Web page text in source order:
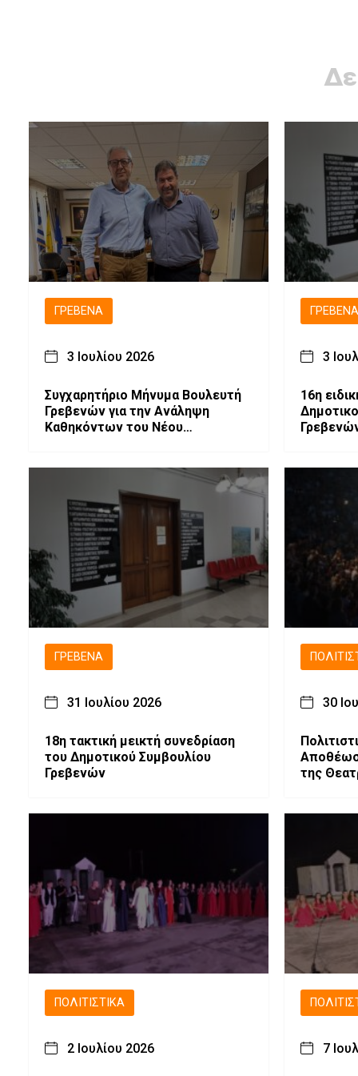
ΓΡΕΒΕΝΆ
3 Ιουλίου 2026
Συγχαρητήριο Μήνυμα Βουλευτή
Γρεβενών για την Ανάληψη
Καθηκόντων του Νέου
3
16η
ΓΡΕΒΕΝΆ
31 Ιουλίου 2026
18η τακτική μεικτή συνεδρίαση
του Δημοτικού Συμβουλίου
Γρεβενών
30
της
ΠΟΛΙΤΙΣΤΙΚΆ
2 Ιουλίου 2026 7